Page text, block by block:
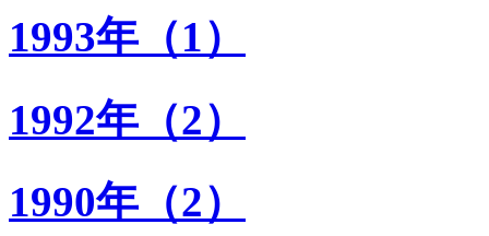
1993年（1）
1992年（2）
1990年（2）